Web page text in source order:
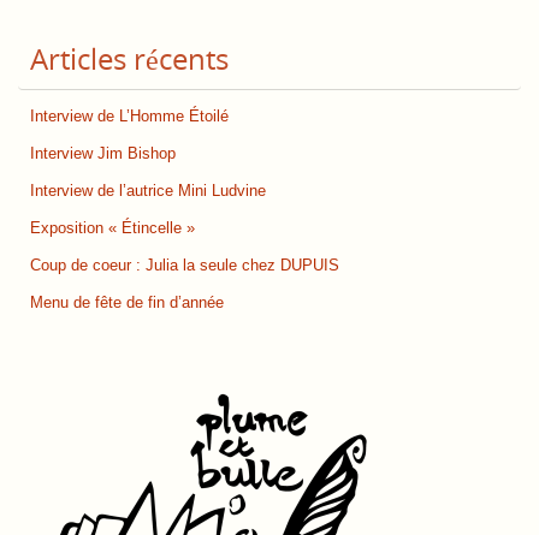
Articles récents
Interview de L’Homme Étoilé
Interview Jim Bishop
Interview de l’autrice Mini Ludvine
Exposition « Étincelle »
Coup de coeur : Julia la seule chez DUPUIS
Menu de fête de fin d’année